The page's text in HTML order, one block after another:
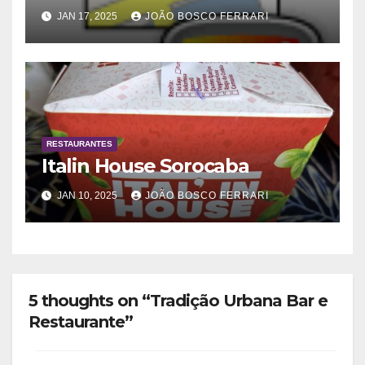
JAN 17, 2025 JOÃO BOSCO FERRARI
RESTAURANTES
Italin House Sorocaba
JAN 10, 2025 JOÃO BOSCO FERRARI
5 thoughts on “Tradição Urbana Bar e
Restaurante”